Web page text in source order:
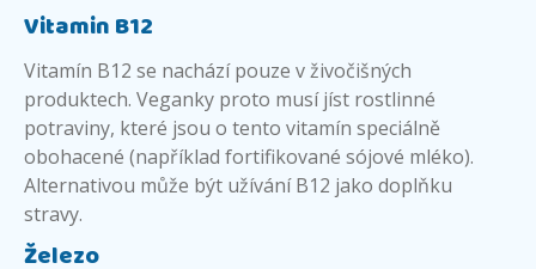
Vitamin B12
Vitamín B12 se nachází pouze v živočišných
produktech. Veganky proto musí jíst rostlinné
potraviny, které jsou o tento vitamín speciálně
obohacené (například fortifikované sójové mléko).
Alternativou může být užívání B12 jako doplňku
stravy.
Železo